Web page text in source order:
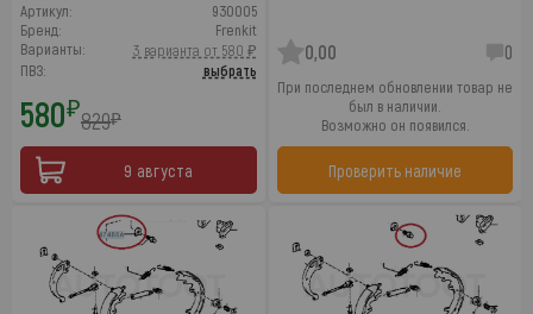
Артикул:
930005
Бренд:
Frenkit
Варианты:
3 варианта от 580 ₽
ПВЗ:
выбрать
580₽829₽
9 августа
0,00 0
При последнем обновлении товар не
был в наличии.
Возможно он появился.
Проверить наличие